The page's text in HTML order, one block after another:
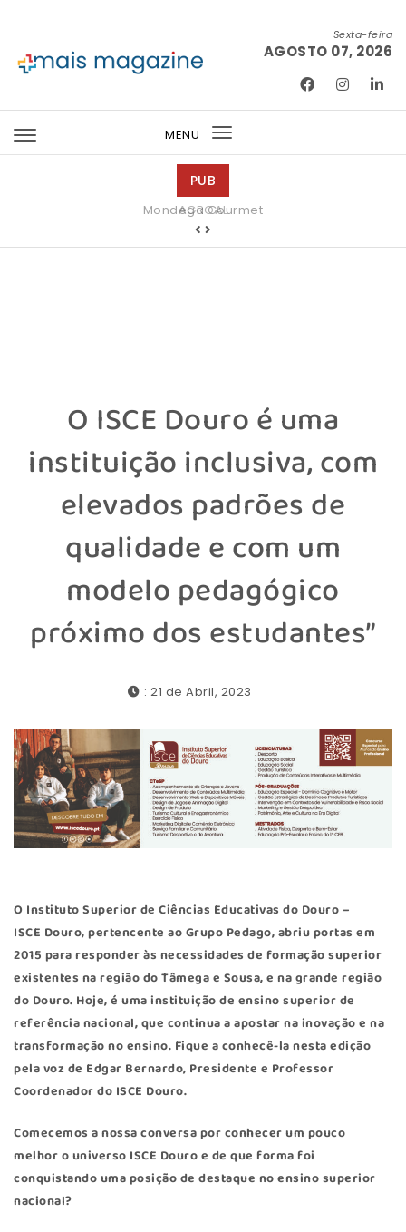
Sexta-feira
AGOSTO 07, 2026
MENU
Toggle
PUB
Mondega Gourmet
O ISCE Douro é uma
instituição inclusiva, com
elevados padrões de
qualidade e com um
modelo pedagógico
próximo dos estudantes”
: 21 de Abril, 2023
O Instituto Superior de Ciências Educativas do Douro –
ISCE Douro, pertencente ao Grupo Pedago, abriu portas em
2015 para responder às necessidades de formação superior
existentes na região do Tâmega e Sousa, e na grande região
do Douro. Hoje, é uma instituição de ensino superior de
referência nacional, que continua a apostar na inovação e na
transformação no ensino. Fique a conhecê-la nesta edição
pela voz de Edgar Bernardo, Presidente e Professor
Coordenador do ISCE Douro.
Comecemos a nossa conversa por conhecer um pouco
melhor o universo ISCE Douro e de que forma foi
conquistando uma posição de destaque no ensino superior
nacional?